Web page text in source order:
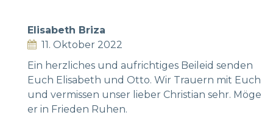
Elisabeth Briza
11. Oktober 2022
Ein herzliches und aufrichtiges Beileid senden
Euch Elisabeth und Otto. Wir Trauern mit Euch
und vermissen unser lieber Christian sehr. Möge
er in Frieden Ruhen.